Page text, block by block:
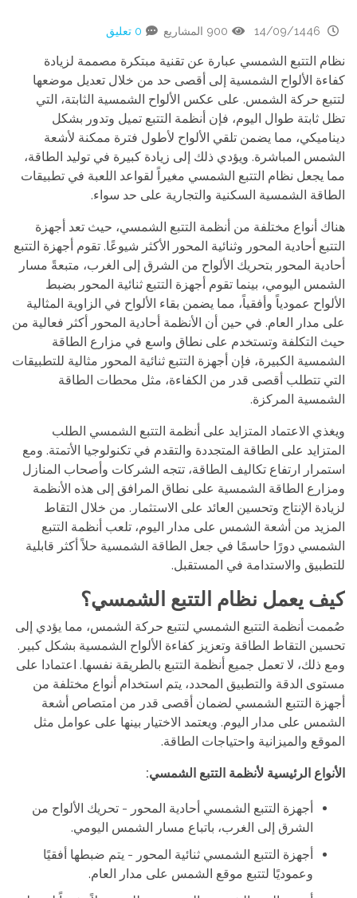
900 المشاريع 0 تعليق
نظام التتبع الشمسي عبارة عن تقنية مبتكرة مصممة لزيادة
كفاءة الألواح الشمسية إلى أقصى حد من خلال تعديل موضعها
لتتبع حركة الشمس. على عكس الألواح الشمسية الثابتة، التي
تظل ثابتة طوال اليوم، فإن أنظمة التتبع تميل وتدور بشكل
ديناميكي، مما يضمن تلقي الألواح لأطول فترة ممكنة لأشعة
الشمس المباشرة. ويؤدي ذلك إلى زيادة كبيرة في توليد الطاقة،
مما يجعل نظام التتبع الشمسي مغيراً لقواعد اللعبة في تطبيقات
الطاقة الشمسية السكنية والتجارية على حد سواء.
هناك أنواع مختلفة من أنظمة التتبع الشمسي، حيث تعد أجهزة
التتبع أحادية المحور وثنائية المحور الأكثر شيوعًا. تقوم أجهزة التتبع
أحادية المحور بتحريك الألواح من الشرق إلى الغرب، متبعةً مسار
الشمس اليومي، بينما تقوم أجهزة التتبع ثنائية المحور بضبط
الألواح عمودياً وأفقياً، مما يضمن بقاء الألواح في الزاوية المثالية
على مدار العام. في حين أن الأنظمة أحادية المحور أكثر فعالية من
حيث التكلفة وتستخدم على نطاق واسع في مزارع الطاقة
الشمسية الكبيرة، فإن أجهزة التتبع ثنائية المحور مثالية للتطبيقات
التي تتطلب أقصى قدر من الكفاءة، مثل محطات الطاقة
الشمسية المركزة.
ويغذي الاعتماد المتزايد على أنظمة التتبع الشمسي الطلب
المتزايد على الطاقة المتجددة والتقدم في تكنولوجيا الأتمتة. ومع
استمرار ارتفاع تكاليف الطاقة، تتجه الشركات وأصحاب المنازل
ومزارع الطاقة الشمسية على نطاق المرافق إلى هذه الأنظمة
لزيادة الإنتاج وتحسين العائد على الاستثمار. من خلال التقاط
المزيد من أشعة الشمس على مدار اليوم، تلعب أنظمة التتبع
الشمسي دورًا حاسمًا في جعل الطاقة الشمسية حلاً أكثر قابلية
للتطبيق والاستدامة في المستقبل.
كيف يعمل نظام التتبع الشمسي؟
صُممت أنظمة التتبع الشمسي لتتبع حركة الشمس، مما يؤدي إلى
تحسين التقاط الطاقة وتعزيز كفاءة الألواح الشمسية بشكل كبير.
ومع ذلك، لا تعمل جميع أنظمة التتبع بالطريقة نفسها. اعتمادا على
مستوى الدقة والتطبيق المحدد، يتم استخدام أنواع مختلفة من
أجهزة التتبع الشمسي لضمان أقصى قدر من امتصاص أشعة
الشمس على مدار اليوم. ويعتمد الاختيار بينها على عوامل مثل
الموقع والميزانية واحتياجات الطاقة.
الأنواع الرئيسية لأنظمة التتبع الشمسي:
أجهزة التتبع الشمسي أحادية المحور - تحريك الألواح من
الشرق إلى الغرب، باتباع مسار الشمس اليومي.
أجهزة التتبع الشمسي ثنائية المحور - يتم ضبطها أفقيًا
وعموديًا لتتبع موقع الشمس على مدار العام.